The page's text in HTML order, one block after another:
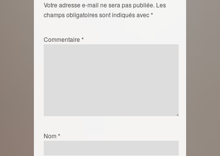
Votre adresse e-mail ne sera pas publiée. Les
champs obligatoires sont indiqués avec*
Commentaire *
Nom *